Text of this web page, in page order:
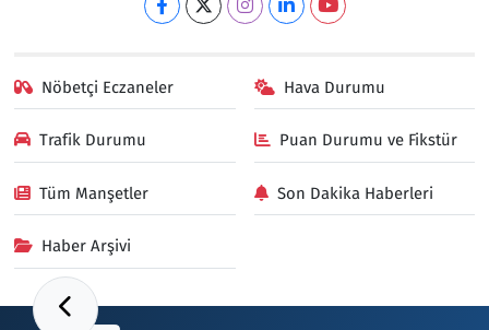
Nöbetçi Eczaneler Hava Durumu
Trafik Durumu Puan Durumu ve Fikstür
Tüm Manşetler Son Dakika Haberleri
Haber Arşivi